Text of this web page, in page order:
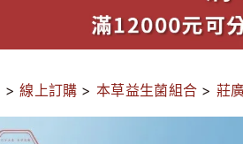
>線上訂購 >本草益生菌組合 > 莊